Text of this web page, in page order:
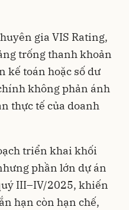
gia VIS Rating,
trống thanh khoản
kế toán hoặc số dư
không phản ánh
thực tế của doanh
triển khai khối
phần lớn dự án
III–IV/2025, khiến
hạn còn hạn chế,